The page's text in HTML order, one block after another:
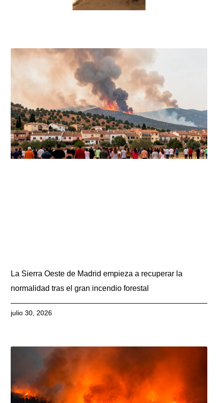
La Sierra Oeste de Madrid empieza a recuperar la
normalidad tras el gran incendio forestal
julio 30, 2026